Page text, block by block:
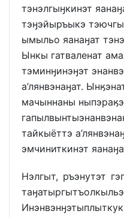
тэнэлгыӈкинэт
тэӈэйыръыкэ
ымыльо яанаӈат
Ынкы гатваленат
тэминӈинэӈэт
а’лянвэнаӈат.
мачыннаны
тайкыёттэ
эмчиниткинэт
Нэлгыт, ръэнутэт